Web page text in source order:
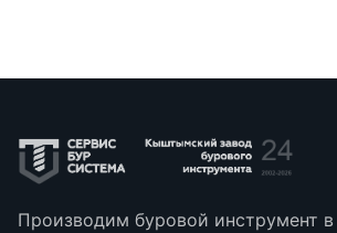
Производим буровой инструмент